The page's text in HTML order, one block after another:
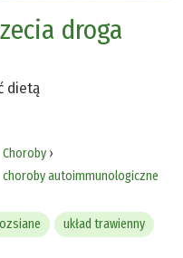
droga
dietą
Choroby›
choroby autoimmunologiczne
układ trawienny